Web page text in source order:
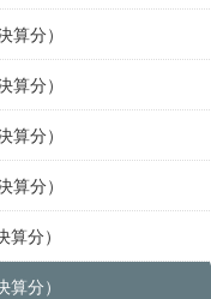
分）
分）
分）
分）
分）
分）